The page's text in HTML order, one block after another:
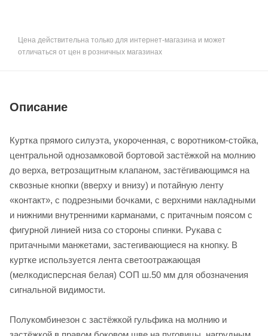
Цена действительна только для интернет-магазина и может
отличаться от цен в розничных магазинах
Описание
Куртка прямого силуэта, укороченная, с воротником-стойка,
центральной однозамковой бортовой застёжкой на молнию
до верха, ветрозащитным клапаном, застёгивающимся на
сквозные кнопки (вверху и внизу) и потайную ленту
«контакт», с подрезными бочками, с верхними накладными
и нижними внутренними карманами, с притачным поясом с
фигурной линией низа со стороны спинки. Рукава с
притачными манжетами, застегивающиеся на кнопку. В
куртке используется лента светоотражающая
(мелкодисперсная белая) СОП ш.50 мм для обозначения
сигнальной видимости.
Полукомбинезон с застёжкой гульфика на молнию и